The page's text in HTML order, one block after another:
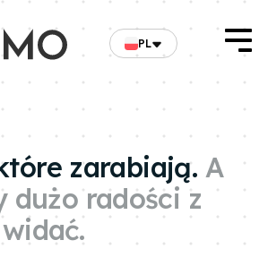
PL
zarabiają. A
dużo radości z